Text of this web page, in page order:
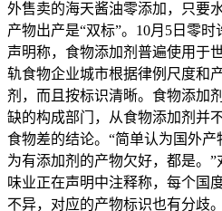
外售卖的海天酱油零添加，只要
产物出产是“双标”。10月5日零
声明称，食物添加剂普遍使用于
轨食物企业城市根据律例尺度和
剂，而且按标识清晰。食物添加
缺的构成部门，从食物添加剂并
食物差的结论。“简单认为国外
为有添加剂的产物欠好，都是。”
味业正在声明中注释称，每个国
不异，对应的产物标识也有分歧